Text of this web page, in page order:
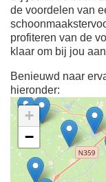
de voordelen van
profiteren van de
klaar om bij jou
Benieuwd naar
hieronder:
Ontdek
jou in
+
−